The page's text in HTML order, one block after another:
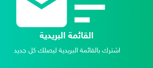
القائمة البريدية
اشترك بالقائمة البريدية ليصلك كل جديد